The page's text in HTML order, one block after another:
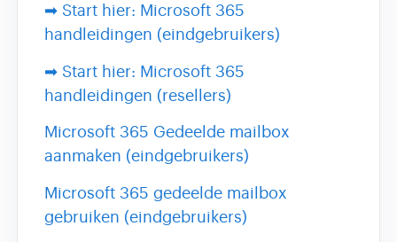
Klantenpaneel →
Hoasted.com →
➡ Start hier: Microsoft 365
handleidingen (eindgebruikers)
➡ Start hier: Microsoft 365
handleidingen (resellers)
Microsoft 365 Gedeelde mailbox
aanmaken (eindgebruikers)
Microsoft 365 gedeelde mailbox
gebruiken (eindgebruikers)